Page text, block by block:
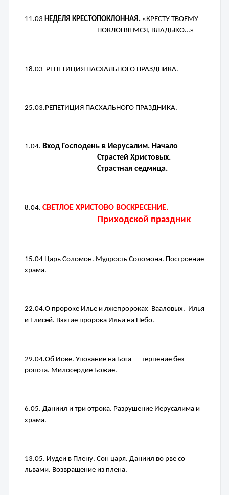
11.03 НЕДЕЛЯ КРЕСТОПОКЛОННАЯ. «КРЕСТУ ТВОЕМУ
ПОКЛОНЯЕМСЯ, ВЛАДЫКО…»
18.03 РЕПЕТИЦИЯ ПАСХАЛЬНОГО ПРАЗДНИКА.
25.03. РЕПЕТИЦИЯ ПАСХАЛЬНОГО ПРАЗДНИКА.
1.04. Вход Господень в Иерусалим. Начало
Страстей Христовых.
Страстная седмица.
8.04. СВЕТЛОЕ ХРИСТОВО ВОСКРЕСЕНИЕ.
Приходской праздник
15.04 Царь Соломон. Мудрость Соломона. Построение
храма.
22.04.О пророке Илье и лжепророках  Вааловых.  Илья
и Елисей. Взятие пророка Ильи на Небо.
29.04.Об Иове. Упование на Бога — терпение без
ропота. Милосердие Божие.
6.05. Даниил и три отрока. Разрушение Иерусалима и
храма.
13.05. Иудеи в Плену. Сон царя. Даниил во рве со
львами. Возвращение из плена.